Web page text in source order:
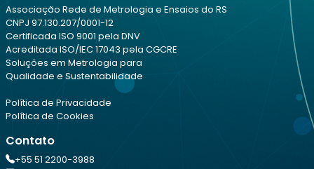
Associação Rede de Metrologia e Ensaios do RS
CNPJ 97.130.207/0001-12
Certificada ISO 9001 pela DNV
Acreditada ISO/IEC 17043 pela CGCRE
Soluções em Metrologia para
Qualidade e Sustentabilidade
Política de Privacidade
Política de Cookies
Contato
+55 51 2200-3988